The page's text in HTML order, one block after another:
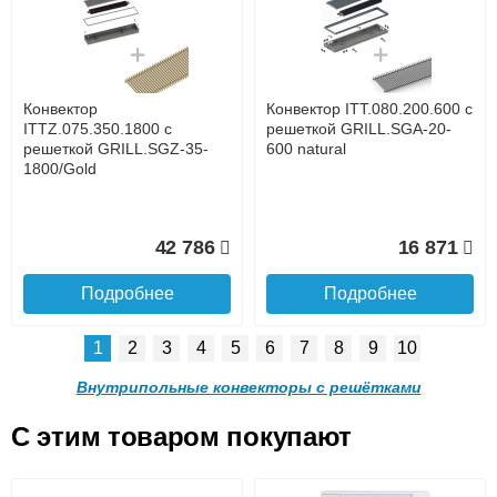
до подъезда
услуга платная
с решеткой GRILL.LGA-20-
1400 natural
28 842
Подробнее
с решеткой GRILL.LGA-20-
1300 natural
27 253
Конвектор ITT.090.200.1200
с решеткой GRILL.LGA-20-
1200 natural
Конвектор ITT.090.200.1100
с решеткой GRILL.LGA-20-
1100 natural
Конвектор
ITTZ.075.350.1800 с
решеткой GRILL.SGZ-35-
1800/Gold
42 786
Подробнее
Конвектор ITT.080.200.600 с
решеткой GRILL.SGA-20-
600 natural
16 871
Подробнее
1 2 3 4 5 6 7 8 9 10
Внутрипольные конвекторы с решётками
C этим товаром покупают